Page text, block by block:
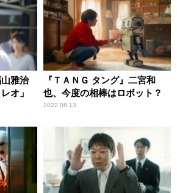
山雅治
オ」
『ＴＡＮＧ タング』二宮和
也、今度の相棒はロボット？
2022.08.13